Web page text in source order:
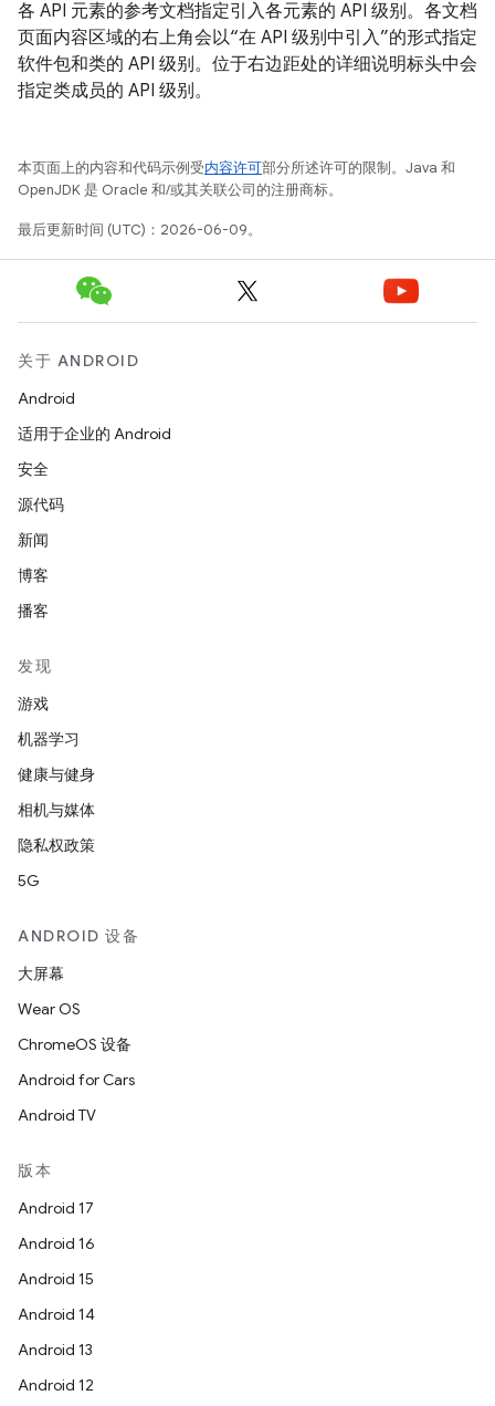
各 API 元素的参考文档指定引入各元素的 API 级别。各文档
页面内容区域的右上角会以“在 API 级别中引入”的形式指定
软件包和类的 API 级别。位于右边距处的详细说明标头中会
指定类成员的 API 级别。
本页面上的内容和代码示例受内容许可部分所述许可的限制。Java 和
OpenJDK 是 Oracle 和/或其关联公司的注册商标。
最后更新时间 (UTC)：2026-06-09。
关于 ANDROID
Android
适用于企业的 Android
安全
源代码
新闻
博客
播客
发现
游戏
机器学习
健康与健身
相机与媒体
隐私权政策
5G
ANDROID 设备
大屏幕
Wear OS
ChromeOS 设备
Android for Cars
Android TV
版本
Android 17
Android 16
Android 15
Android 14
Android 13
Android 12